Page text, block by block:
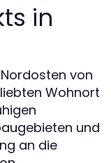
in
von
Wohnort
und
an die